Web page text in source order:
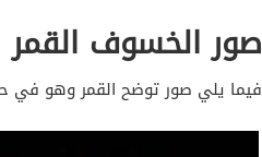
صور الخسوف القمر
فيما يلي صور توضح القمر وهو في